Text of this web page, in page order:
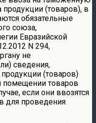
(товаров), в
обязательные
союза,
Евразийской
N 294,
не
сведения,
(товаров)
помещении товаров
если они ввозятся
для проведения